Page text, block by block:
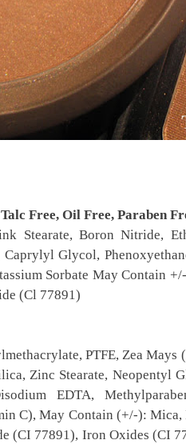
Talc Free, Oil Free, Paraben
Stearate, Boron Nitride,
Caprylyl Glycol,
Sorbate May Contain
(Cl 77891)
PTFE, Zea
Zinc Stearate, Neopentyl
EDTA,
C), May Contain (+/-):
(CI 77891), Iron Oxides (CI